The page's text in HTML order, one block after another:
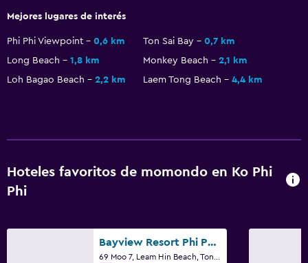
Mejores lugares de interés
Phi Phi Viewpoint 0,6 km Ton Sai Bay
0,7 km
Long Beach
1,8 km Monkey Beach
2,1 km
Loh Bagao Beach
2,2 km Laem Tong Beach 4,4 km
Hoteles favoritos de momondo en Ko Phi
Phi
Bayview Resort Phi Phi Island - Beach Front Resort